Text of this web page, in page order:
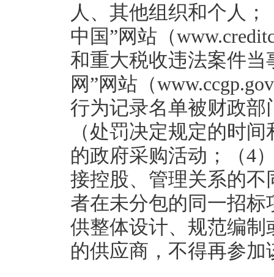
人、其他组织和个人
中国”网站（
和重大税收违法案件当
网”网站（
行为记录名单被财政
（处罚决定规定的时
的政府采购活动；（4
接控股、管理关系的
者在未分包的同一招
供整体设计、规范编
的供应商，不得再参